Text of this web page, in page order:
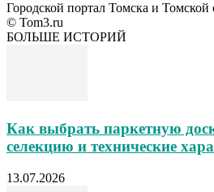
Городской портал Томска и Томской
© Tom3.ru
БОЛЬШЕ ИСТОРИЙ
Как выбрать паркетную
селекцию и технические
13.07.2026